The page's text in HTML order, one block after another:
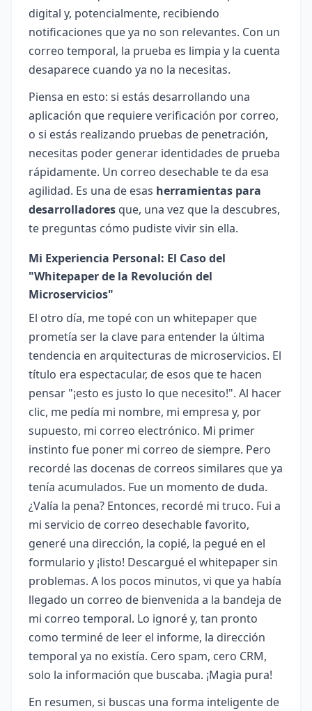
digital y, potencialmente, recibiendo
notificaciones que ya no son relevantes. Con un
correo temporal, la prueba es limpia y la cuenta
desaparece cuando ya no la necesitas.
Piensa en esto: si estás desarrollando una
aplicación que requiere verificación por correo,
o si estás realizando pruebas de penetración,
necesitas poder generar identidades de prueba
rápidamente. Un correo desechable te da esa
agilidad. Es una de esas herramientas para
desarrolladores que, una vez que la descubres,
te preguntas cómo pudiste vivir sin ella.
Mi Experiencia Personal: El Caso del
"Whitepaper de la Revolución del
Microservicios"
El otro día, me topé con un whitepaper que
prometía ser la clave para entender la última
tendencia en arquitecturas de microservicios. El
título era espectacular, de esos que te hacen
pensar "¡esto es justo lo que necesito!". Al hacer
clic, me pedía mi nombre, mi empresa y, por
supuesto, mi correo electrónico. Mi primer
instinto fue poner mi correo de siempre. Pero
recordé las docenas de correos similares que ya
tenía acumulados. Fue un momento de duda.
¿Valía la pena? Entonces, recordé mi truco. Fui a
mi servicio de correo desechable favorito,
generé una dirección, la copié, la pegué en el
formulario y ¡listo! Descargué el whitepaper sin
problemas. A los pocos minutos, vi que ya había
llegado un correo de bienvenida a la bandeja de
mi correo temporal. Lo ignoré y, tan pronto
como terminé de leer el informe, la dirección
temporal ya no existía. Cero spam, cero CRM,
solo la información que buscaba. ¡Magia pura!
En resumen, si buscas una forma inteligente de